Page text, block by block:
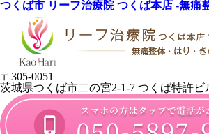
つくば市 リーフ治療院 つくば本店 -無痛
〒305-0051
茨城県つくば市二の宮2-1-7 つくば特許ビ